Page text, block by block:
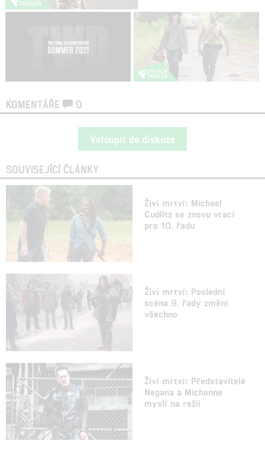
KOMENTÁŘE 0
Vstoupit do diskuze
SOUVISEJÍCÍ ČLÁNKY
Živí mrtví: Michael
Cudlitz se znovu vrací
pro 10. řadu
Živí mrtví: Poslední
scéna 9. řady změní
všechno
Živí mrtví: Představitelé
Negana a Michonne
myslí na režii